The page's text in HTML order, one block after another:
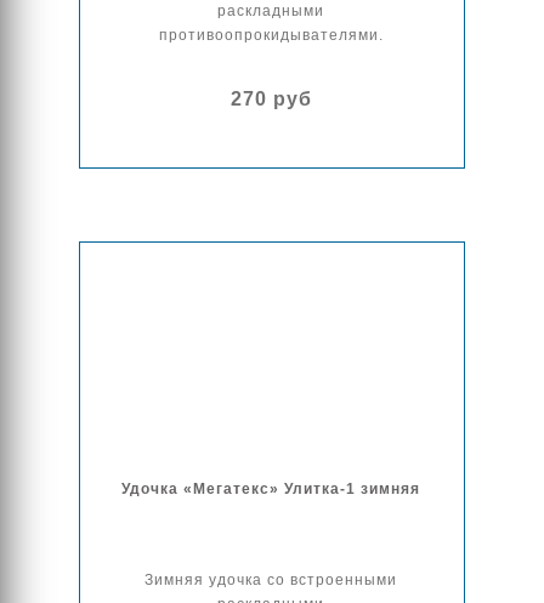
раскладными
противоопрокидывателями.
270 руб
Удочка «Мегатекс» Улитка-1 зимняя
Зимняя удочка со встроенными